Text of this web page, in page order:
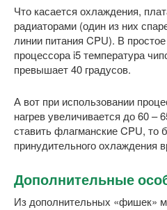
Что касается охлаждения,
радиаторами (один из них
линии питания CPU). В
процессора i5 температура
превышает 40 градусов.
А вот при использовании
нагрев увеличивается до 60 –
ставить флагманские CPU, то
принудительного охлаждения
Дополнительные
Из дополнительных «фишек»